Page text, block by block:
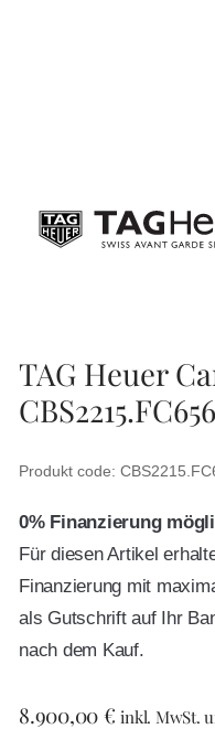
TAG Heuer
Produkt code:
0% Finanzierung
Für diesen Artikel
Finanzierung mit
als Gutschrift auf Ihr
nach dem Kauf.
8.900,00€ inkl. MwSt.